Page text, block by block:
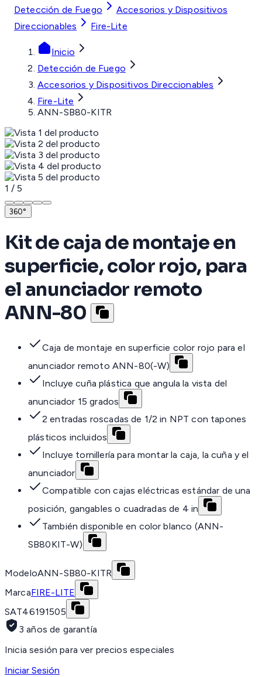
Detección de Fuego
Accesorios y Dispositivos
Direccionables
Fire-Lite
Inicio
Detección de Fuego
Accesorios y Dispositivos Direccionables
Fire-Lite
ANN-SB80-KITR
1 / 5
360°
Kit de caja de montaje en
superficie, color rojo, para
el anunciador remoto
ANN-80
Caja de montaje en superficie color rojo para el
anunciador remoto ANN-80(-W)
Incluye cuña plástica que angula la vista del
anunciador 15 grados
2 entradas roscadas de 1/2 in NPT con tapones
plásticos incluidos
Incluye tornillería para montar la caja, la cuña y el
anunciador
Compatible con cajas eléctricas estándar de una
posición, gangables o cuadradas de 4 in
También disponible en color blanco (ANN-
SB80KIT-W)
ModeloANN-SB80-KITR
MarcaFIRE-LITE
SAT46191505
3 años de garantía
Inicia sesión para ver precios especiales
Iniciar Sesión